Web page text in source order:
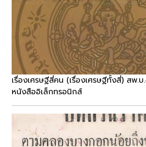
เรื่องเศรษฐีสี่คน (เรื่องเศรษฐีทั้งสี่) สพ.
หนังสืออิเล็กทรอนิกส์